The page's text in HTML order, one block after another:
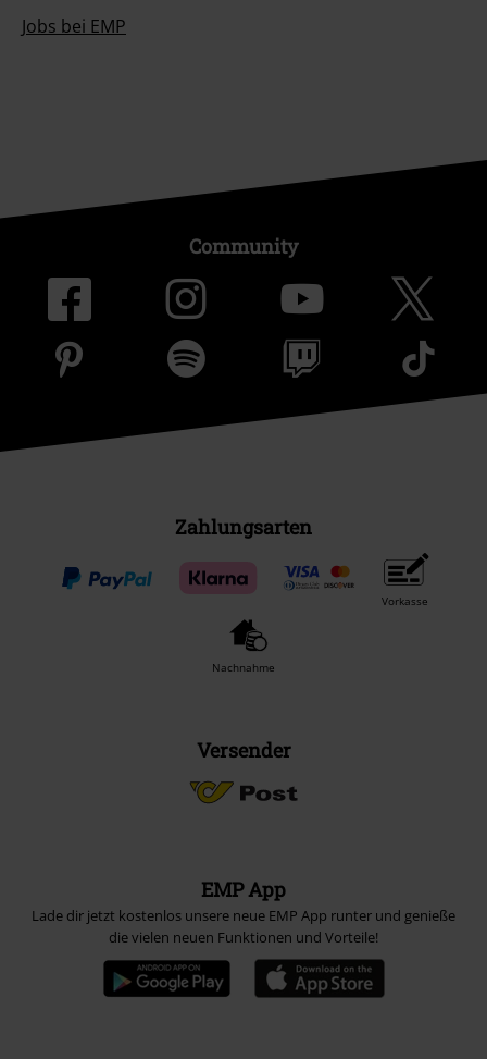
Jobs bei EMP
Community
Zahlungsarten
Vorkasse
Nachnahme
Versender
EMP App
Lade dir jetzt kostenlos unsere neue EMP App runter und genieße
die vielen neuen Funktionen und Vorteile!